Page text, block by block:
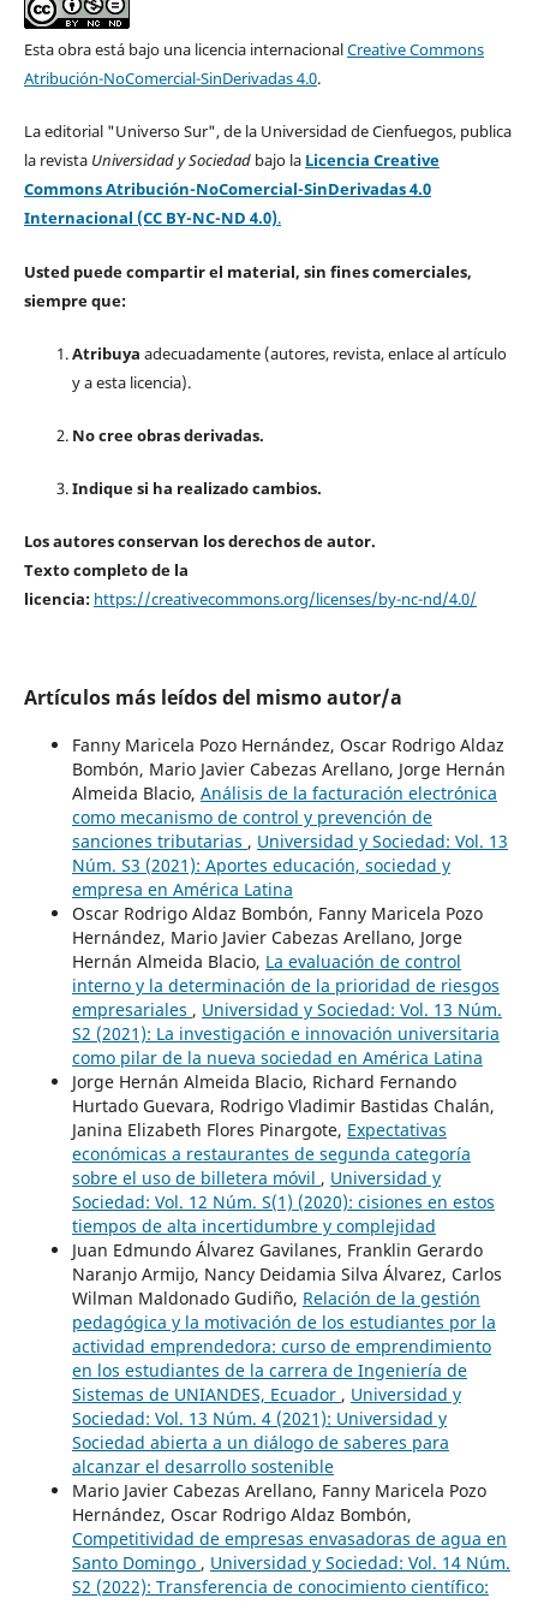
Esta obra está bajo una licencia internacionalCreative Commons
Atribución-NoComercial-SinDerivadas 4.0.
La editorial "Universo Sur", de la Universidad de Cienfuegos, publica
la revista Universidad y Sociedad bajo la Licencia Creative
Commons Atribución-NoComercial-SinDerivadas 4.0
Internacional (CC BY-NC-ND 4.0).
Usted puede compartir el material, sin fines comerciales,
siempre que:
Atribuya adecuadamente (autores, revista, enlace al artículo
y a esta licencia).
No cree obras derivadas.
Indique si ha realizado cambios.
Los autores conservan los derechos de autor.
Texto completo de la
licencia: https://creativecommons.org/licenses/by-nc-nd/4.0/
Artículos más leídos del mismo autor/a
Fanny Maricela Pozo Hernández, Oscar Rodrigo Aldaz
Bombón, Mario Javier Cabezas Arellano, Jorge Hernán
Almeida Blacio, Análisis de la facturación electrónica
como mecanismo de control y prevención de
sanciones tributarias , Universidad y Sociedad: Vol. 13
Núm. S3 (2021): Aportes educación, sociedad y
empresa en América Latina
Oscar Rodrigo Aldaz Bombón, Fanny Maricela Pozo
Hernández, Mario Javier Cabezas Arellano, Jorge
Hernán Almeida Blacio, La evaluación de control
interno y la determinación de la prioridad de riesgos
empresariales , Universidad y Sociedad: Vol. 13 Núm.
S2 (2021): La investigación e innovación universitaria
como pilar de la nueva sociedad en América Latina
Jorge Hernán Almeida Blacio, Richard Fernando
Hurtado Guevara, Rodrigo Vladimir Bastidas Chalán,
Janina Elizabeth Flores Pinargote, Expectativas
económicas a restaurantes de segunda categoría
sobre el uso de billetera móvil , Universidad y
Sociedad: Vol. 12 Núm. S(1) (2020): cisiones en estos
tiempos de alta incertidumbre y complejidad
Juan Edmundo Álvarez Gavilanes, Franklin Gerardo
Naranjo Armijo, Nancy Deidamia Silva Álvarez, Carlos
Wilman Maldonado Gudiño, Relación de la gestión
pedagógica y la motivación de los estudiantes por la
actividad emprendedora: curso de emprendimiento
en los estudiantes de la carrera de Ingeniería de
Sistemas de UNIANDES, Ecuador , Universidad y
Sociedad: Vol. 13 Núm. 4 (2021): Universidad y
Sociedad abierta a un diálogo de saberes para
alcanzar el desarrollo sostenible
Mario Javier Cabezas Arellano, Fanny Maricela Pozo
Hernández, Oscar Rodrigo Aldaz Bombón,
Competitividad de empresas envasadoras de agua en
Santo Domingo , Universidad y Sociedad: Vol. 14 Núm.
S2 (2022): Transferencia de conocimiento científico: